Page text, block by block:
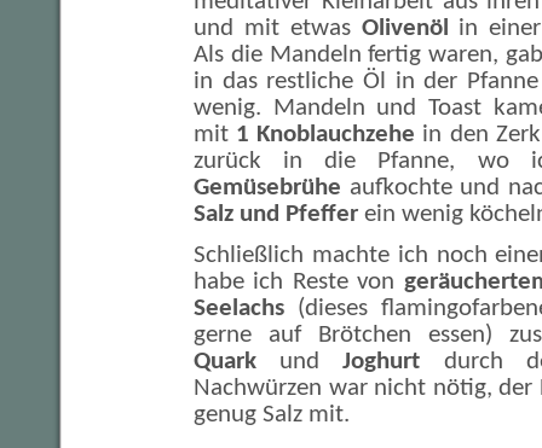
und mit etwas Olivenöl
in
Als die Mandeln fertig waren,
in das restliche Öl in der
wenig. Mandeln und Toast
mit 1 Knoblauchzehe in den
zurück in die Pfanne, wo
Gemüsebrühe aufkochte und
Salz und Pfeffer ein wenig
Schließlich machte ich noch
habe ich Reste von
Seelachs (dieses
gerne auf Brötchen essen)
Quark undJoghurt durch
Nachwürzen war nicht nötig,
genug Salz mit.